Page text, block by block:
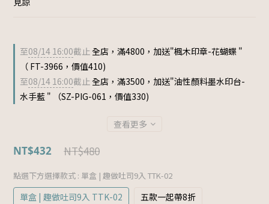
至08/14 16:00截止全店，滿4800，加送"楓木印章-花蝴蝶 "
（ FT-3966，價值410)
至08/14 16:00截止全店，滿3500，加送"油性顏料墨水印台-
水手藍 " （SZ-PIG-061，價值330)
查看更多
NT$480
NT$432
點選下方選擇款式 : 單盒 | 趣做吐司9入 TTK-02
單盒 | 趣做吐司9入 TTK-02 五款一起帶8折